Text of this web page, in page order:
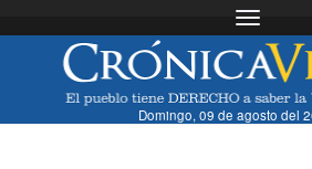
Toggle
Domingo, 09 de agosto del